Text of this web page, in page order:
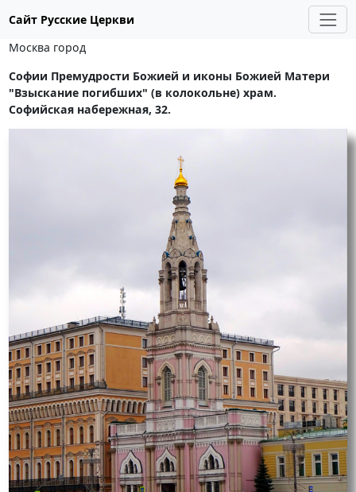
Сайт Русские Церкви
Москва город
Софии Премудрости Божией и иконы Божией Матери
"Взыскание погибших" (в колокольне) храм.
Софийская набережная, 32.